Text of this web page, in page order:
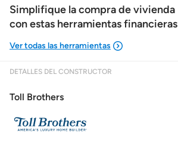
Simplifique la compra de vivienda
con estas herramientas financieras
DETALLES DEL CONSTRUCTOR
Toll Brothers